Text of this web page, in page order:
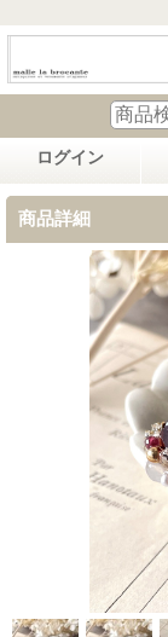
ログイン
商品詳細